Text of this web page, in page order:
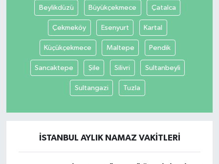
Beylikdüzü Büyükçekmece Çatalca
Çekmeköy Esenyurt Kartal
Küçükçekmece Maltepe Pendik
Sancaktepe Şile Silivri Sultanbeyli
Sultangazi Tuzla
İSTANBUL AYLIK NAMAZ VAKITLERI